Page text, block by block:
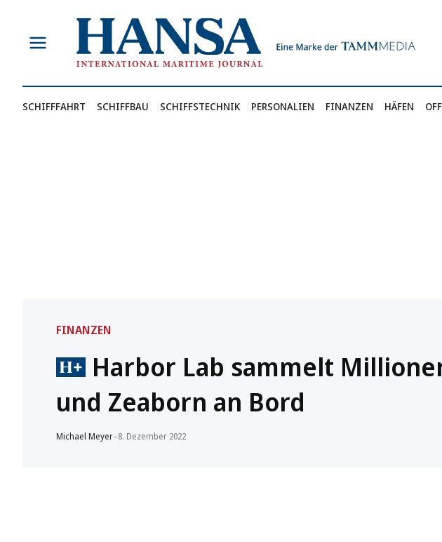
springen
SCHIFFFAHRT SCHIFFBAU SCHIFFSTECHNIK PERSONALIEN FINANZEN HÄFEN
FINANZEN
Harbor Lab sammelt
und Zeaborn an Bord
Michael Meyer–8. Dezember 2022